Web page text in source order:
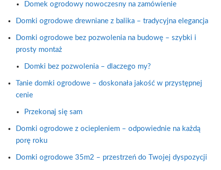
Domek ogrodowy nowoczesny na zamówienie
Domki ogrodowe drewniane z balika – tradycyjna elegancja
Domki ogrodowe bez pozwolenia na budowę – szybki i
prosty montaż
Domki bez pozwolenia – dlaczego my?
Tanie domki ogrodowe – doskonała jakość w przystępnej
cenie
Przekonaj się sam
Domki ogrodowe z ociepleniem – odpowiednie na każdą
porę roku
Domki ogrodowe 35m2 – przestrzeń do Twojej dyspozycji